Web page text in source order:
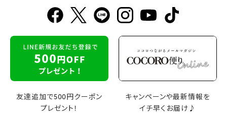
友達追加で500円クーポン
プレゼント！
キャンペーンや最新情報を
イチ早くお届け♪